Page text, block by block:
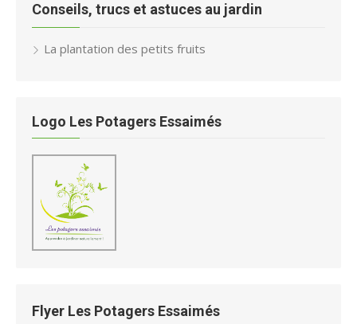
Conseils, trucs et astuces au jardin
La plantation des petits fruits
Logo Les Potagers Essaimés
Flyer Les Potagers Essaimés